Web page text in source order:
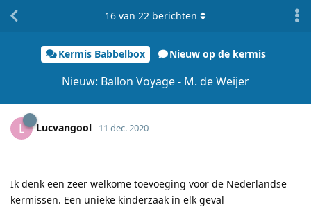
Kermis Babbelbox Nieuw op de kermis
Nieuw: Ballon Voyage - M. de Weijer
16 van 22 berichten
L Lucvangool 11 dec. 2020
Ik denk een zeer welkome toevoeging voor de Nederlandse
kermissen. Een unieke kinderzaak in elk geval